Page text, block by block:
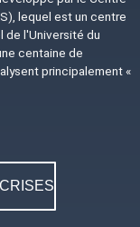
lequel est un centre
de l'Université du
centaine de
principalement «